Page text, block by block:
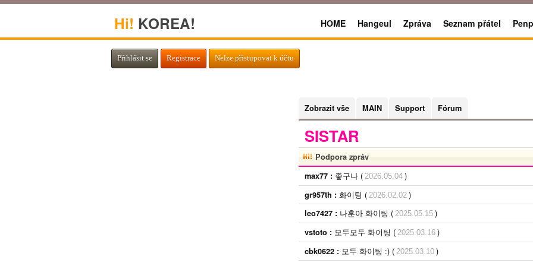
Hi! KOREA! HOME Hangeul Zpráva Seznam přátel
Přihlásit se Registrace Nelze přistupovat k účtu
Zobrazit vše MAIN Support Fórum
SISTAR
Podpora zpráv
max77 : 좋구나 ( 2026.05.04 )
gr957th : 화이팅 ( 2026.02.02 )
leo7427 : 나훈아 화이팅 ( 2025.05.15 )
vstoto : 모두모두 화이팅 ( 2025.03.16 )
cbk0622 : 모두 화이팅 :) ( 2025.03.10 )